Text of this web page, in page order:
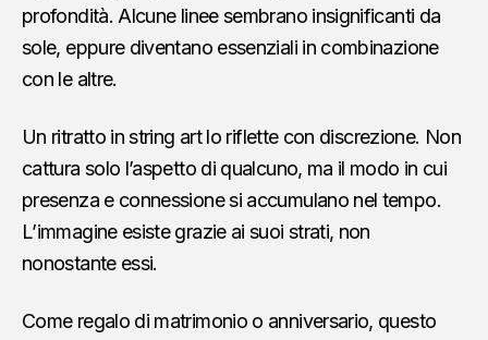
profondità. Alcune linee sembrano insignificanti da
sole, eppure diventano essenziali in combinazione
con le altre.
Un ritratto in string art lo riflette con discrezione. Non
cattura solo l’aspetto di qualcuno, ma il modo in cui
presenza e connessione si accumulano nel tempo.
L’immagine esiste grazie ai suoi strati, non
nonostante essi.
Come regalo di matrimonio o anniversario, questo